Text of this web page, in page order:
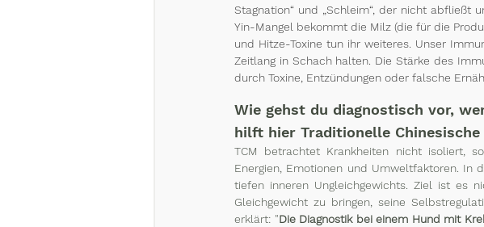
Stagnation“ und „Schleim“, der nicht
Yin-Mangel bekommt die Milz (die für die
und Hitze-Toxine tun ihr weiteres. Unser
Zeitlang in Schach halten. Die Stärke des
durch Toxine, Entzündungen oder falsche
Wie gehst du diagnostisch vor,
hilft hier Traditionelle Chinesische
TCM betrachtet Krankheiten nicht isoliert,
Energien, Emotionen und Umweltfaktoren. In
tiefen inneren Ungleichgewichts. Ziel ist es
Gleichgewicht zu bringen, seine
erklärt: "Die Diagnostik bei einem Hund mit